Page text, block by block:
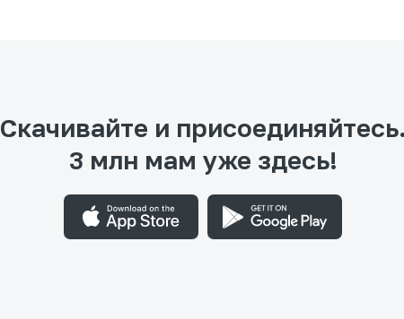
Скачивайте и присоединяйтесь.
3 млн мам уже здесь!